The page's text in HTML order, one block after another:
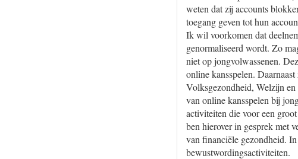
weten dat zij accounts
toegang geven tot hun
Ik wil voorkomen dat
genormaliseerd wordt. Zo
niet op jongvolwassenen.
online kansspelen.
Volksgezondheid, Welzijn
van online kansspelen bij
activiteiten die voor een
ben hierover in gesprek met
van financiële gezondheid.
bewustwordingsactiviteiten.